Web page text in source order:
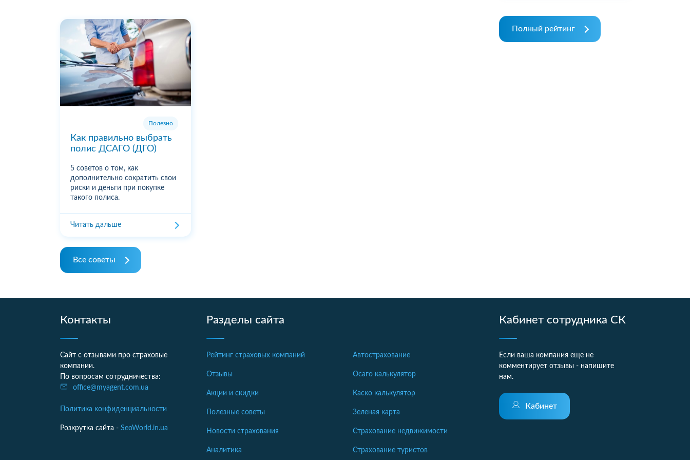
Полезно
Как правильно выбрать
полис ДСАГО (ДГО)
5 советов о том, как
дополнительно сократить свои
риски и деньги при покупке
такого полиса.
Читать дальше
Все советы
Полный рейтинг
Контакты
Сайт с отзывами про страховые
компании.
По вопросам сотрудничества:
office@myagent.com.ua
Политика конфиденциальности
Розкрутка сайта - SeoWorld.in.ua
Разделы сайта
Рейтинг страховых компаний
Отзывы
Акции и скидки
Полезные советы
Новости страхования
Аналитика
Автострахование
Осаго калькулятор
Каско калькулятор
Зеленая карта
Страхование недвижимости
Страхование туристов
Кабинет сотрудника СК
Если ваша компания еще не
комментирует отзывы - напишите
нам.
Кабинет